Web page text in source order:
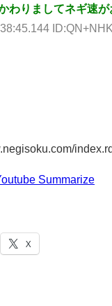
わりましてネギ速
Summarize
X